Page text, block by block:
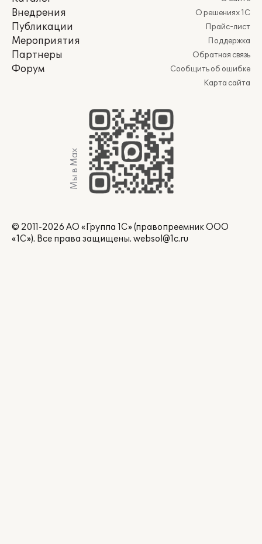
Внедрения
Публикации
Мероприятия
Партнеры
Форум
О решениях 1С
Прайс-лист
Поддержка
Обратная связь
Сообщить об ошибке
Карта сайта
Мы в Max
© 2011-2026 АО «Группа 1С» (правопреемник ООО
«1С»). Все права защищены. websol@1c.ru